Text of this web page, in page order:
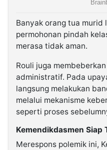
Banyak orang tua murid
permohonan pindah
merasa tidak aman.
Rouli juga
administratif. Pada
langsung melakukan
melalui mekanisme
seperti proses
Kemendikdasmen Siap
Merespons polemik ini,